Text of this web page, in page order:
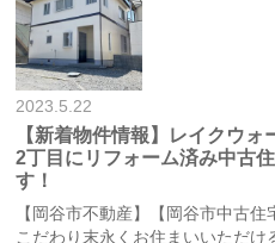
2023.5.22
【新着物件情報】レイクウ
2丁目にリフォーム済み中古
す！
【岡谷市不動産】【岡谷市中古
こだわり末永くお住まいいただけ